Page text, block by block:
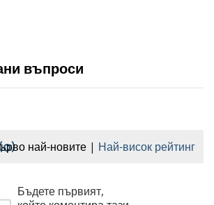
въпроси
най-новите Най-висок рейтинг
Бъдете първият,